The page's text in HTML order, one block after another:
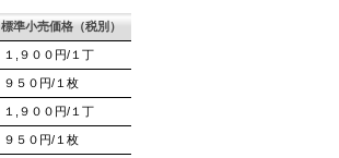
標準小売価格（税別）
１,９００円/１丁
９５０円/１枚
１,９００円/１丁
９５０円/１枚